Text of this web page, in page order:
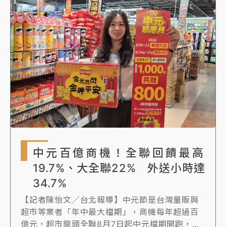
中元百億商機！全聯回饋最高
19.7%、大全聯22% 外送小時達
34.7%
【記者陳怡文／台北報導】中元節是台灣量販與
超市等業者「年中最大檔期」，商機每年超過百
億元，超市龍頭全聯8月7日起中元檔期開跑，全